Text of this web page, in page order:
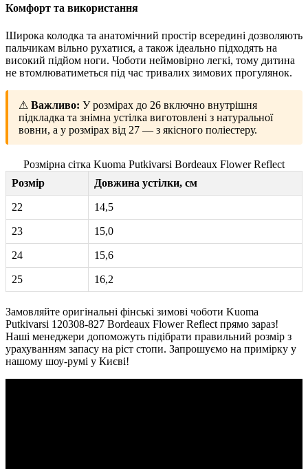
Комфорт та використання
Широка колодка та анатомічний простір всередині дозволяють
пальчикам вільно рухатися, а також ідеально підходять на
високий підйом ноги. Чоботи неймовірно легкі, тому дитина
не втомлюватиметься під час тривалих зимових прогулянок.
⚠ Важливо: У розмірах до 26 включно внутрішня
підкладка та знімна устілка виготовлені з натуральної
вовни, а у розмірах від 27 — з якісного поліестеру.
Розмірна сітка Kuoma Putkivarsi Bordeaux Flower Reflect
Розмір
Довжина устілки, см
22 14,5
23 15,0
24 15,6
25 16,2
Замовляйте оригінальні фінські зимові чоботи Kuoma
Putkivarsi 120308-827 Bordeaux Flower Reflect прямо зараз!
Наші менеджери допоможуть підібрати правильний розмір з
урахуванням запасу на ріст стопи. Запрошуємо на примірку у
нашому шоу-румі у Києві!